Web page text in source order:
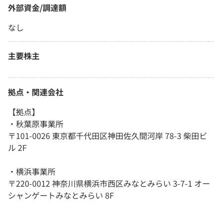
外部資金/調達額
なし
主要株主
拠点・関連会社
【拠点】
・秋葉原事業所
〒101-0026 東京都千代田区神田佐久間河岸 78-3 柴田ビ
ル 2F
・横浜事業所
〒220-0012 神奈川県横浜市西区みなとみらい 3-7-1 オー
シャンゲートみなとみらい 8F